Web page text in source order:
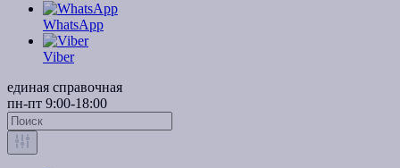
WhatsApp
Viber
единая справочная
пн-пт 9:00-18:00